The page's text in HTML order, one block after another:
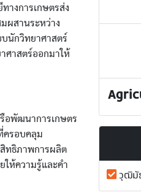
างการเกษตรส่ง
ผสานระหว่าง
นักวิทยาศาสตร์
ศาสตร์ออกมาให้
รือพัฒนาการเกษตร
ครอบคลุม
ทธิภาพการผลิต
ให้ความรู้และคำ
วุฒิมั